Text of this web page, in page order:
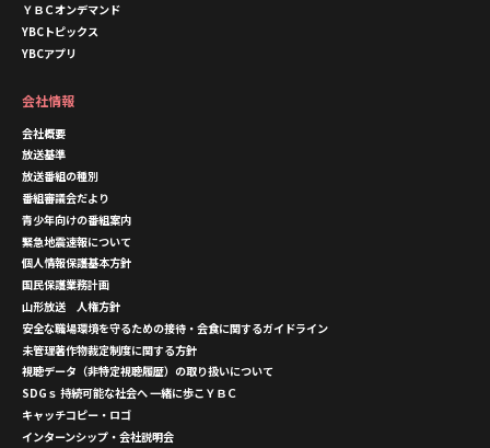
ＹＢＣオンデマンド
YBCトピックス
YBCアプリ
会社情報
会社概要
放送基準
放送番組の種別
番組審議会だより
青少年向けの番組案内
緊急地震速報について
個人情報保護基本方針
国民保護業務計画
山形放送 人権方針
安全な職場環境を守るための接待・会食に関するガイドライン
未管理著作物裁定制度に関する方針
視聴データ（非特定視聴履歴）の取り扱いについて
SDGｓ 持続可能な社会へ 一緒に歩こＹＢＣ
キャッチコピー・ロゴ
インターンシップ・会社説明会